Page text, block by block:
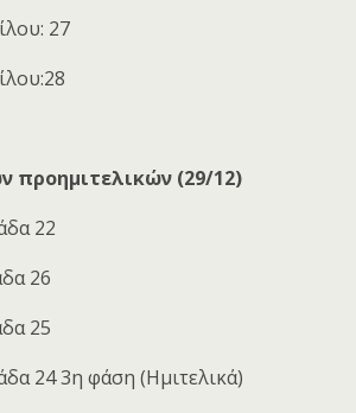
27
προημιτελικών (29/12)
22
26
25
24 3η φάση (Ημιτελικά)